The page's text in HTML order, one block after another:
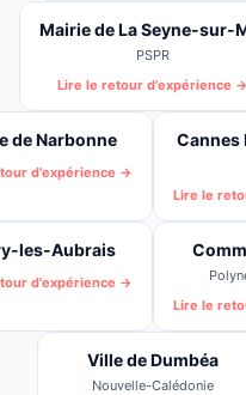
Mairie de La Seyne-sur-
PSPR
Lire le retour d'expérience →
de Narbonne
d'expérience →
Cannes
Lire le
les-Aubrais
d'expérience →
Lire le
Ville de Dumbéa
Nouvelle-Calédonie